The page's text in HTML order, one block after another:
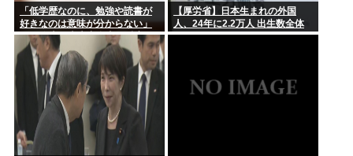
「低学歴なのに、勉強や読書が
好きなのは意味が分からない」
SNS炎上に東大出身者が反応。
「高学歴=地頭もいい」という認
識が間違っているワケ
【厚労省】日本生まれの外国
人、24年に2.2万人 出生数全体
の3.2%